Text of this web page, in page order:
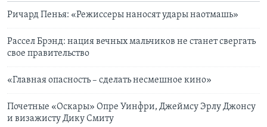
Ричард Пенья: «Режиссеры наносят удары наотмашь»
Рассел Брэнд: нация вечных мальчиков не станет свергать
свое правительство
«Главная опасность – сделать несмешное кино»
Почетные «Оскары» Опре Уинфри, Джеймсу Эрлу Джонсу
и визажисту Дику Смиту